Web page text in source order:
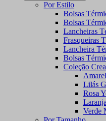
Por Estilo
Bolsas
Bolsas
Lancheiras
Frasqueiras
Lancheira
Bolsas
Coleção
Lilás
Rosa
Verde